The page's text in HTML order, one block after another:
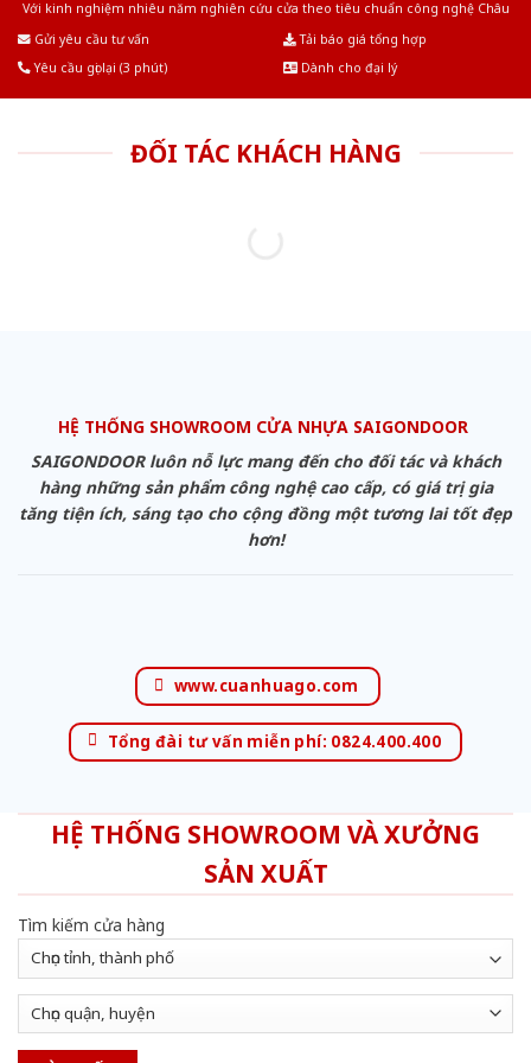
Với kinh nghiệm nhiêu năm nghiên cứu cửa theo tiêu chuẩn công nghệ Châu
Gửi yêu cầu tư vấn
Tải báo giá tổng hợp
Yêu cầu gọi lại (3 phút)
Dành cho đại lý
ĐỐI TÁC KHÁCH HÀNG
HỆ THỐNG SHOWROOM CỬA NHỰA SAIGONDOOR
SAIGONDOOR luôn nỗ lực mang đến cho đối tác và khách
hàng những sản phẩm công nghệ cao cấp, có giá trị gia
tăng tiện ích, sáng tạo cho cộng đồng một tương lai tốt đẹp
hơn!
www.cuanhuago.com
Tổng đài tư vấn miễn phí: 0824.400.400
HỆ THỐNG SHOWROOM VÀ XƯỞNG
SẢN XUẤT
Tìm kiếm cửa hàng